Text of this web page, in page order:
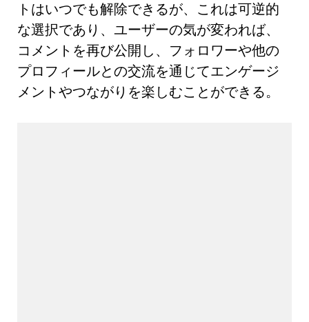
トはいつでも解除できるが、これは可逆的
な選択であり、ユーザーの気が変われば、
コメントを再び公開し、フォロワーや他の
プロフィールとの交流を通じてエンゲージ
メントやつながりを楽しむことができる。